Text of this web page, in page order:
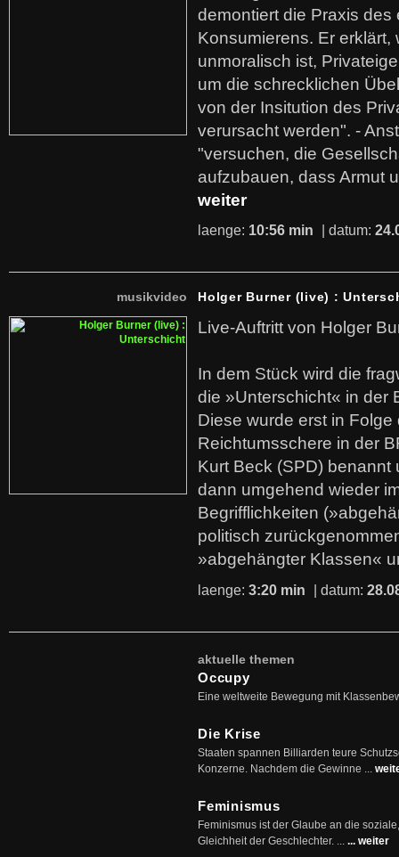
demontiert die Praxis des
Konsumierens. Er erklärt,
unmoralisch ist,
um die schrecklichen
von der Insitution des
verursacht werden". -
"versuchen, die
aufzubauen, dass Armut
weiter
laenge: 10:56 min | datum:
musikvideo Holger Burner (live) :
Live-Auftritt von Holger
In dem Stück wird die
die »Unterschicht« in der
Diese wurde erst in
Reichtumsschere in der
Kurt Beck (SPD)
dann umgehend wieder
Begrifflichkeiten
politisch
»abgehängter Klassen«
laenge: 3:20 min | datum:
aktuelle themen
Occupy
Eine weltweite Bewegung mit
Die Krise
Staaten spannen Billiarden teure
Konzerne. Nachdem die Gewinne ...
Feminismus
Feminismus ist der Glaube an die
Gleichheit der Geschlechter. ... ... weiter